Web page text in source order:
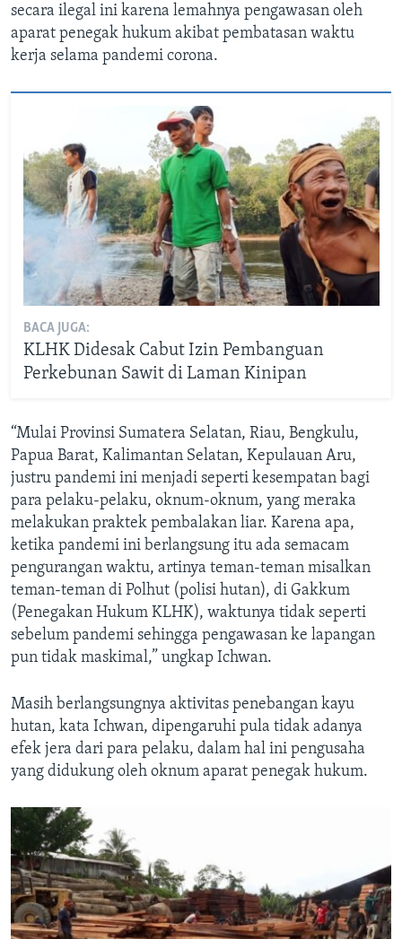
secara ilegal ini karena lemahnya pengawasan oleh
aparat penegak hukum akibat pembatasan waktu
kerja selama pandemi corona.
BACA JUGA:
KLHK Didesak Cabut Izin Pembanguan
Perkebunan Sawit di Laman Kinipan
“Mulai Provinsi Sumatera Selatan, Riau, Bengkulu,
Papua Barat, Kalimantan Selatan, Kepulauan Aru,
justru pandemi ini menjadi seperti kesempatan bagi
para pelaku-pelaku, oknum-oknum, yang meraka
melakukan praktek pembalakan liar. Karena apa,
ketika pandemi ini berlangsung itu ada semacam
pengurangan waktu, artinya teman-teman misalkan
teman-teman di Polhut (polisi hutan), di Gakkum
(Penegakan Hukum KLHK), waktunya tidak seperti
sebelum pandemi sehingga pengawasan ke lapangan
pun tidak maskimal,” ungkap Ichwan.
Masih berlangsungnya aktivitas penebangan kayu
hutan, kata Ichwan, dipengaruhi pula tidak adanya
efek jera dari para pelaku, dalam hal ini pengusaha
yang didukung oleh oknum aparat penegak hukum.